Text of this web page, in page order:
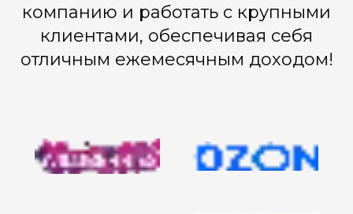
компанию и работать с крупными
клиентами, обеспечивая себя
отличным ежемесячным доходом!